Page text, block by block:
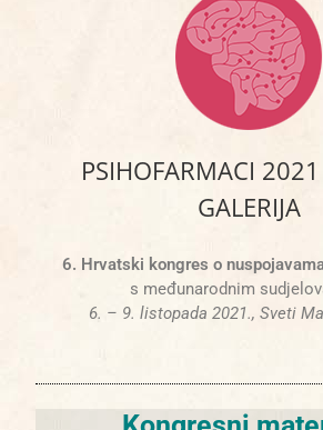
PSIHOFARMACI
GALERIJA
6. Hrvatski kongres o
s međunarodnim
6. – 9. listopada 2021., Sveti